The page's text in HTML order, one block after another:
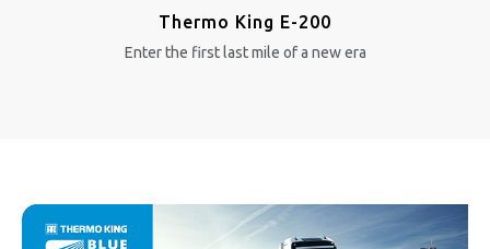
Thermo King E-200
Enter the first last mile of a new era